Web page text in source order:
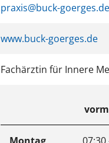
praxis@buck-goerges.de
www.buck-goerges.de
Fachärztin für Innere